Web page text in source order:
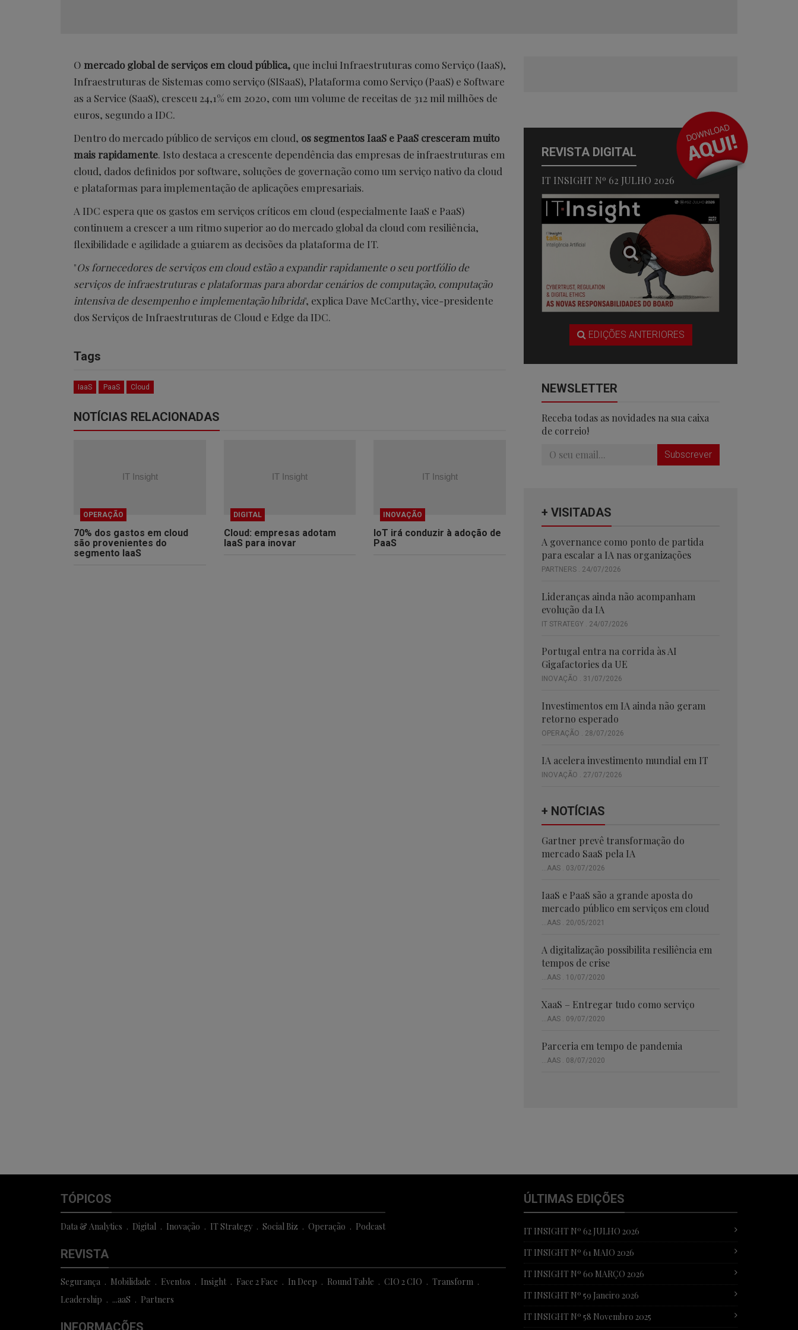
O mercado global de serviços em cloud pública, que inclui Infraestruturas como Serviço (IaaS),
Infraestruturas de Sistemas como serviço (SISaaS), Plataforma como Serviço (PaaS) e Software
as a Service (SaaS), cresceu 24,1% em 2020, com um volume de receitas de 312 mil milhões de
euros, segundo a IDC.
Dentro do mercado público de serviços em cloud, os segmentos IaaS e PaaS cresceram muito
mais rapidamente. Isto destaca a crescente dependência das empresas de infraestruturas em
cloud, dados definidos por software, soluções de governação como um serviço nativo da cloud
e plataformas para implementação de aplicações empresariais.
A IDC espera que os gastos em serviços críticos em cloud (especialmente IaaS e PaaS)
continuem a crescer a um ritmo superior ao do mercado global da cloud com resiliência,
flexibilidade e agilidade a guiarem as decisões da plataforma de IT.
"Os fornecedores de serviços em cloud estão a expandir rapidamente o seu portfólio de
serviços de infraestruturas e plataformas para abordar cenários de computação, computação
intensiva de desempenho e implementação híbrida", explica Dave McCarthy, vice-presidente
dos Serviços de Infraestruturas de Cloud e Edge da IDC.
Tags
IaaS PaaS Cloud
NOTÍCIAS RELACIONADAS
OPERAÇÃO
70% dos gastos em cloud
são provenientes do
segmento IaaS
DIGITAL
Cloud: empresas adotam
IaaS para inovar
INOVAÇÃO
IoT irá conduzir à adoção de
PaaS
REVISTA DIGITAL
IT INSIGHT Nº 62 JULHO 2026
EDIÇÕES ANTERIORES
NEWSLETTER
Receba todas as novidades na sua caixa
de correio!
Subscrever
+ VISITADAS
A governance como ponto de partida
para escalar a IA nas organizações
PARTNERS . 24/07/2026
Lideranças ainda não acompanham
evolução da IA
IT STRATEGY . 24/07/2026
Portugal entra na corrida às AI
Gigafactories da UE
INOVAÇÃO . 31/07/2026
Investimentos em IA ainda não geram
retorno esperado
OPERAÇÃO . 28/07/2026
IA acelera investimento mundial em IT
INOVAÇÃO . 27/07/2026
+ NOTÍCIAS
Gartner prevê transformação do
mercado SaaS pela IA
...AAS . 03/07/2026
IaaS e PaaS são a grande aposta do
mercado público em serviços em cloud
...AAS . 20/05/2021
A digitalização possibilita resiliência em
tempos de crise
...AAS . 10/07/2020
XaaS – Entregar tudo como serviço
...AAS . 09/07/2020
Parceria em tempo de pandemia
...AAS . 08/07/2020
ÚLTIMAS EDIÇÕES
IT INSIGHT Nº 62 JULHO 2026
IT INSIGHT Nº 61 MAIO 2026
IT INSIGHT Nº 60 MARÇO 2026
IT INSIGHT Nº 59 Janeiro 2026
IT INSIGHT Nº 58 Novembro 2025
TÓPICOS
Data & Analytics Digital Inovação IT Strategy Social Biz Operação Podcast
REVISTA
Segurança Mobilidade Eventos Insight Face 2 Face In Deep Round Table CIO 2 CIO
Transform
Leadership
...aaS Partners
INFORMAÇÕES